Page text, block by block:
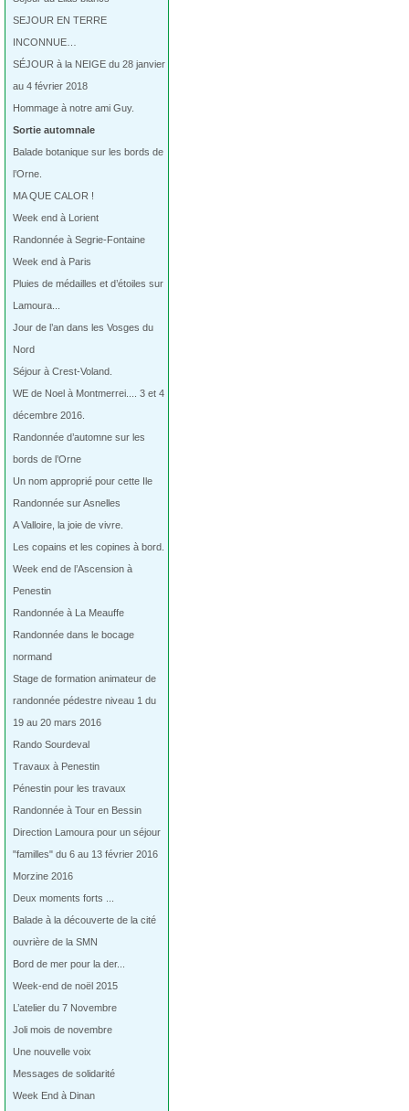
SEJOUR EN TERRE
INCONNUE…
SÉJOUR à la NEIGE du 28 janvier
au 4 février 2018
Hommage à notre ami Guy.
Sortie automnale
Balade botanique sur les bords de
l’Orne.
MA QUE CALOR !
Week end à Lorient
Randonnée à Segrie-Fontaine
Week end à Paris
Pluies de médailles et d’étoiles sur
Lamoura...
Jour de l’an dans les Vosges du
Nord
Séjour à Crest-Voland.
WE de Noel à Montmerrei.... 3 et 4
décembre 2016.
Randonnée d’automne sur les
bords de l’Orne
Un nom approprié pour cette Ile
Randonnée sur Asnelles
A Valloire, la joie de vivre.
Les copains et les copines à bord.
Week end de l’Ascension à
Penestin
Randonnée à La Meauffe
Randonnée dans le bocage
normand
Stage de formation animateur de
randonnée pédestre niveau 1 du
19 au 20 mars 2016
Rando Sourdeval
Travaux à Penestin
Pénestin pour les travaux
Randonnée à Tour en Bessin
Direction Lamoura pour un séjour
"familles" du 6 au 13 février 2016
Morzine 2016
Deux moments forts ...
Balade à la découverte de la cité
ouvrière de la SMN
Bord de mer pour la der...
Week-end de noël 2015
L’atelier du 7 Novembre
Joli mois de novembre
Une nouvelle voix
Messages de solidarité
Week End à Dinan